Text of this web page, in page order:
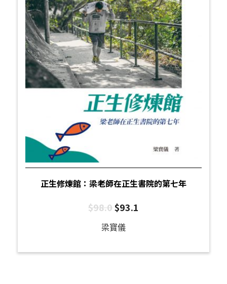
正生修煉館：梁老師在正生書院的第七年
$98.0$93.1
梁寶儀